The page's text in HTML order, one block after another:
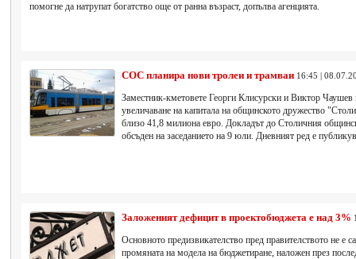
помогне да натрупат богатство още от ранна възраст, допълва агенцията.
СОС планира нови тролеи и трамваи 16:45 |
Заместник-кметовете Георги Клисурски и Виктор Чаушев
увеличаване на капитала на общинското дружество
близо 41,8 милиона евро. Докладът до Столичния
обсъден на заседанието на 9 юли. Дневният ред е
Заложеният дефицит в проектобюджета е над 3%
Основното предизвикателство пред правителството не е
промяната на модела на бюджетиране, наложен през